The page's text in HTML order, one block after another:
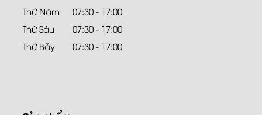
Thứ Năm
07:30 - 17:00
Thứ Sáu
07:30 - 17:00
Thứ Bảy
07:30 - 17:00